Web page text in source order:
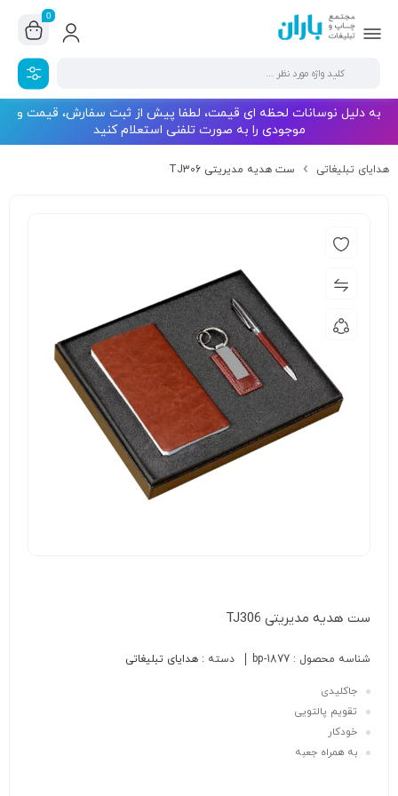
0
به دلیل نوسانات لحظه ای قیمت، لطفا پیش از ثبت سفارش، قیمت و
موجودی را به صورت تلفنی استعلام کنید
هدایای تبلیغاتی ست هدیه مدیریتی TJ306
ست هدیه مدیریتی TJ306
شناسه محصول : bp-1877 دسته : هدایای تبلیغاتی
جاکلیدی
تقویم پالتویی
خودکار
به همراه جعبه